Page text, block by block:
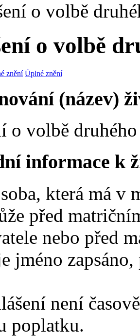
o volbě
o volbě
znění Úplné znění
(název)
o volbě
informace k
která má v
před
nebo před
jméno
není
poplatku.